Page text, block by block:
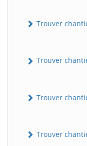
Trouver
Trouver
Trouver
Trouver